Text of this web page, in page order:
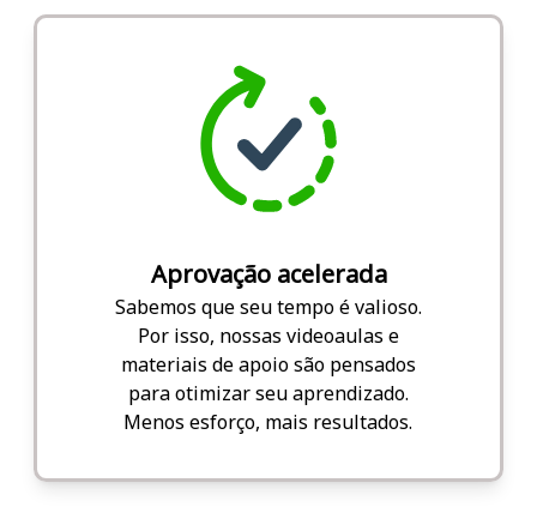
Aprovação acelerada
Sabemos que seu tempo é valioso.
Por isso, nossas videoaulas e
materiais de apoio são pensados
para otimizar seu aprendizado.
Menos esforço, mais resultados.